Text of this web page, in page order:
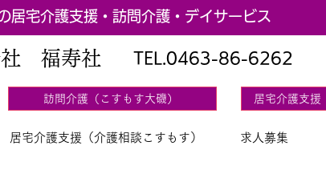
居宅介護支援・訪問介護・デイサービス
社 福寿社 TEL. 0463-86-6262
訪問介護（こすもす大磯） 居宅介護支援
居宅介護支援（介護相談こすもす） 求人募集